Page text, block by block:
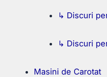
↳ Discuri
↳ Discuri
Masini de Carotat